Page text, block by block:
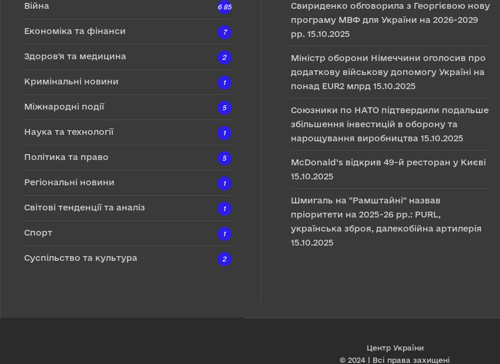
Війна 6 857
Економіка та фінанси 7
Здоров'я та медицина 2
Кримінальні новини 1
Міжнародні події 5
Наука та технології 1
Політика та право 5
Регіональні новини 1
Світові тенденції та аналіз 1
Спорт 1
Суспільство та культура 2
Свириденко обговорила з Георгієвою нову
програму МВФ для України на 2026-2029
рр. 15.10.2025
Міністр оборони Німеччини оголосив про
додаткову військову допомогу Україні на
понад EUR2 млрд 15.10.2025
Союзники по НАТО підтвердили подальше
збільшення інвестицій в оборону та
нарощування виробництва 15.10.2025
McDonald’s відкрив 49-й ресторан у Києві
15.10.2025
Шмигаль на "Рамштайні" назвав
пріоритети на 2025-26 рр.: PURL,
українська зброя, далекобійна артилерія
15.10.2025
Центр України
© 2024 | Всі права захищені